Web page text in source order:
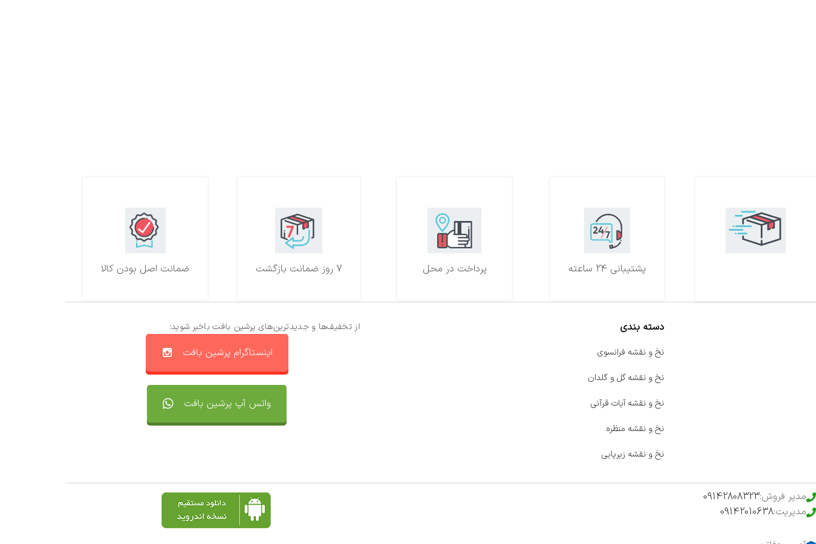
ضمانت اصل بودن کالا 7 روز ضمانت بازگشت پرداخت در محل پشتیبانی 24 ساعته
از تخفیف‌ها و جدیدترین‌های پرشین بافت باخبر شوید:
اینستاگرام پرشین بافت
واتس آپ پرشین بافت
دسته بندی
نخ و نقشه فرانسوی
نخ و نقشه گل و گلدان
نخ و نقشه آیات قرآنی
نخ و نقشه منظره
نخ و نقشه زیرپایی
مدیر فروش:09142808323
مدیریت:09142010638